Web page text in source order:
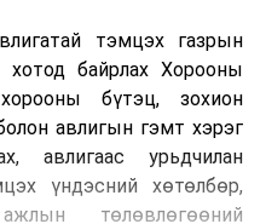
тэмцэх газрын
хотод байрлах Хорооны
бүтэц, зохион
авлигын гэмт хэрэг
авлигаас урьдчилан
үндэсний хөтөлбөр,
төлөвлөгөөний